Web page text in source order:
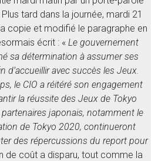
tard dans la journée, mardi 21
copie et modifié le paragraphe en
écrit : « Le gouvernement
sa détermination à assumer ses
d’accueillir avec succès les Jeux.
le CIO a réitéré son engagement
la réussite des Jeux de Tokyo
partenaires japonais, notamment le
de Tokyo 2020, continueront
des répercussions du report pour
de coût a disparu, tout comme la